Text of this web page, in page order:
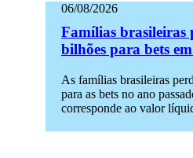
06/08/2026
Famílias brasileiras
bilhões para bets
As famílias brasileiras
para as bets no ano
corresponde ao valor